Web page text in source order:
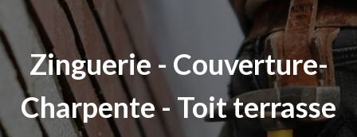
Zinguerie - Couverture-
Charpente - Toit terrasse